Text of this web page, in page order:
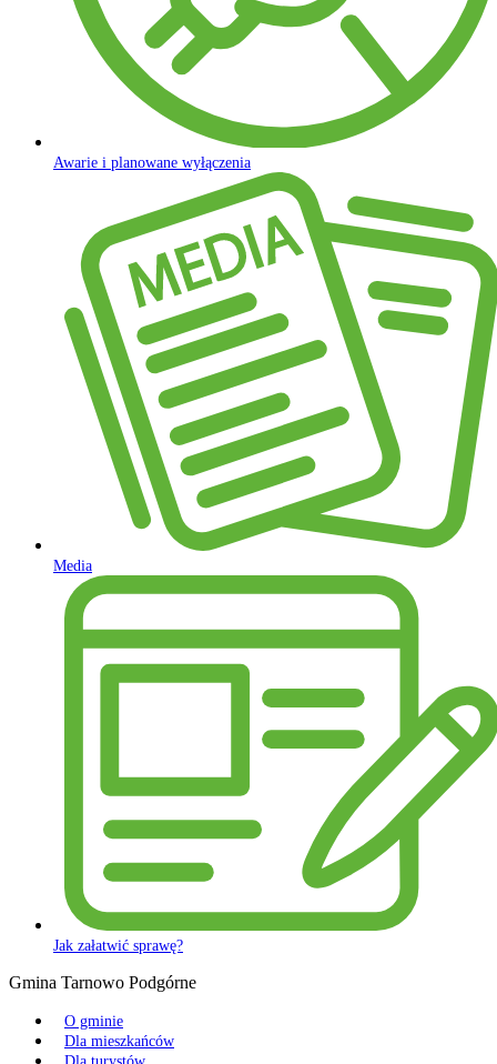
Awarie i planowane wyłączenia
Media
Jak załatwić sprawę?
Gmina Tarnowo Podgórne
O gminie
Dla mieszkańców